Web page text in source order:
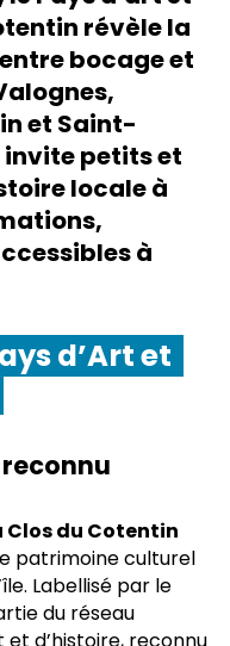
révèle la
bocage et
et Saint-
petits et
locale à
à
d’Art et
Clos du Cotentin
patrimoine culturel
Labellisé par le
du réseau